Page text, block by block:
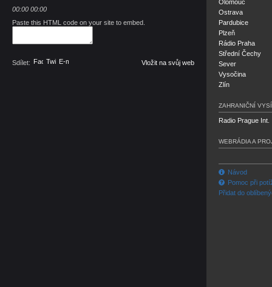
00:00 00:00
Paste this HTML code on your site to embed.
Sdílet: Facebook
TwitterE-mail Vložit na svůj web
Olomouc
Ostrava
Pardubice
Plzeň
Rádio Praha
Střední Čechy
Sever
Vysočina
Zlín
ZAHRANIČNÍ
Radio Prague Int.
WEBRÁDIA A
Návod
Pomoc při
Přidat do